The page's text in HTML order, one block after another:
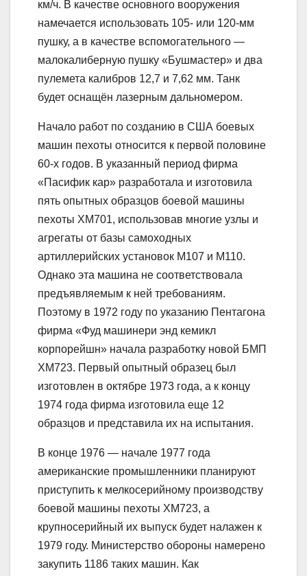
км/ч. В качестве основного вооружения
намечается использовать 105- или 120-мм
пушку, а в качестве вспомогательного —
малокалиберную пушку «Бушмастер» и два
пулемета калибров 12,7 и 7,62 мм. Танк
будет оснащён лазерным дальномером.
Начало работ по созданию в США боевых
машин пехоты относится к первой половине
60-х годов. В указанный период фирма
«Пасифик кар» разработала и изготовила
пять опытных образцов боевой машины
пехоты XM701, использовав многие узлы и
агрегаты от базы самоходных
артиллерийских установок M107 и M110.
Однако эта машина не соответствовала
предъявляемым к ней требованиям.
Поэтому в 1972 году по указанию Пентагона
фирма «Фуд машинери энд кемикл
корпорейшн» начала разработку новой БМП
ХМ723. Первый опытный образец был
изготовлен в октябре 1973 года, а к концу
1974 года фирма изготовила еще 12
образцов и представила их на испытания.
В конце 1976 — начале 1977 года
американские промышленники планируют
приступить к мелкосерийному производству
боевой машины пехоты ХМ723, а
крупносерийный их выпуск будет налажен к
1979 году. Министерство обороны намерено
закупить 1186 таких машин. Как